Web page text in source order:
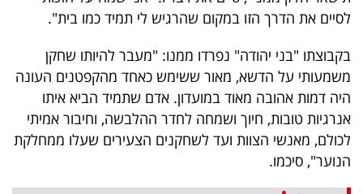
מייל
פרסמו
באייס
עקבו
לסיים את הדרך הזו במקום שהרגיש לי תמיד כמו בית".
בקבוצתו "בני יהודה" נפרדו ממנו: "מעבר להיותו שחקן
משמעותי על הדשא, מאור ששימש כאחד מהקפטנים העונה
היה דמות אהובה מאוד במועדון. אדם שתמיד הביא איתו
אנרגיות טובות, חיוך ושמחה לחדר ההלבשה, וחיבור אמיתי
לכולם, מאנשי הצוות ועד לשחקנים הצעירים שעלו ממחלקת
הנוער", סיכמו.